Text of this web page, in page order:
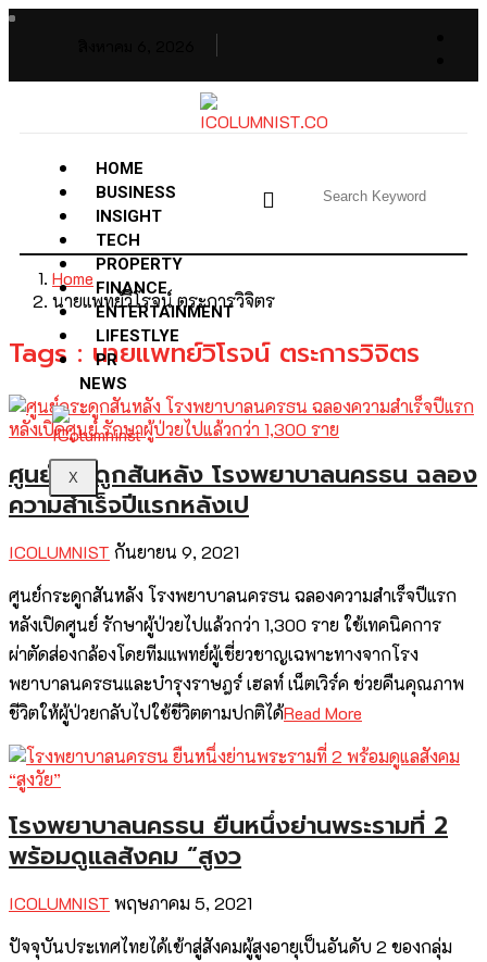
HOME
BUSINESS
INSIGHT
TECH
PROPERTY
FINANCE
ENTERTAINMENT
LIFESTLYE
PR
NEWS
X
Home
นายแพทย์วิโรจน์ ตระการวิจิตร
Tags : นายแพทย์วิโรจน์ ตระการวิจิตร
ศูนย์กระดูกสันหลัง โรงพยาบาลนครธน ฉลอง
ความสำเร็จปีแรกหลังเป
ICOLUMNIST กันยายน 9, 2021
ศูนย์กระดูกสันหลัง โรงพยาบาลนครธน ฉลองความสำเร็จปีแรก
หลังเปิดศูนย์ รักษาผู้ป่วยไปแล้วกว่า 1,300 ราย ใช้เทคนิคการ
ผ่าตัดส่องกล้องโดยทีมแพทย์ผู้เชี่ยวชาญเฉพาะทางจากโรง
พยาบาลนครธนและบำรุงราษฎร์ เฮลท์ เน็ตเวิร์ค ช่วยคืนคุณภาพ
ชีวิตให้ผู้ป่วยกลับไปใช้ชีวิตตามปกติได้Read More
โรงพยาบาลนครธน ยืนหนึ่งย่านพระรามที่ 2
พร้อมดูแลสังคม “สูงว
ICOLUMNIST พฤษภาคม 5, 2021
ปัจจุบันประเทศไทยได้เข้าสู่สังคมผู้สูงอายุเป็นอันดับ 2 ของกลุ่ม